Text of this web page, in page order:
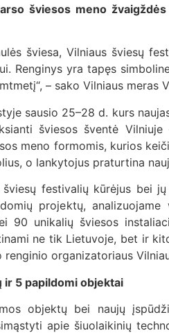
šviesos meno
šviesa, Vilniaus šviesų
Renginys yra tapęs
– sako Vilniaus meras
sausio 25–28 d. kurs
šviesos šventė
meno formomis, kurios
o lankytojus praturtina
festivalių kūrėjus bei
projektų,
90 unikalių šviesos
ne tik Lietuvoje, bet ir
organizatoriaus
ir 5 papildomi objektai
objektų bei naujų
apie šiuolaikinių